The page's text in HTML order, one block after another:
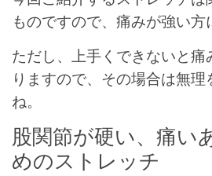
ものですので、痛みが強い方
ただし、上手くできないと
りますので、その場合は無
ね。
股関節が硬い、痛い
めのストレッチ